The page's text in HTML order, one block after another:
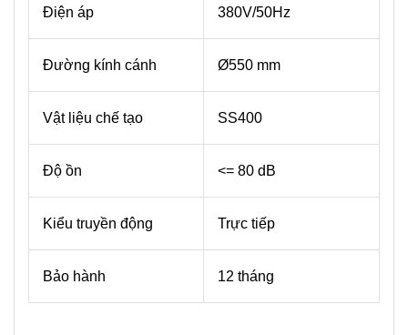
Điện áp 380V/50Hz
Đường kính cánh Ø550 mm
Vật liệu chế tạo SS400
Độ ồn <= 80 dB
Kiểu truyền động Trực tiếp
Bảo hành 12 tháng